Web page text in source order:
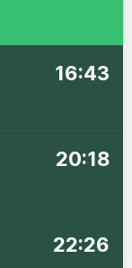
16:43
20:18
22:26